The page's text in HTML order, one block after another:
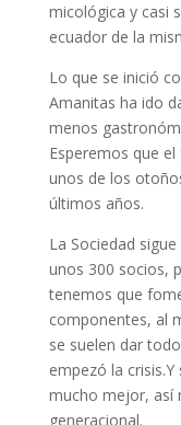
micológica y casi
ecuador de la
Lo que se inició
Amanitas ha ido
menos
Esperemos que
unos de los
últimos años.
La Sociedad
unos 300 socios,
tenemos que
componentes, al
se suelen dar
empezó la
mucho mejor, así
generacional.